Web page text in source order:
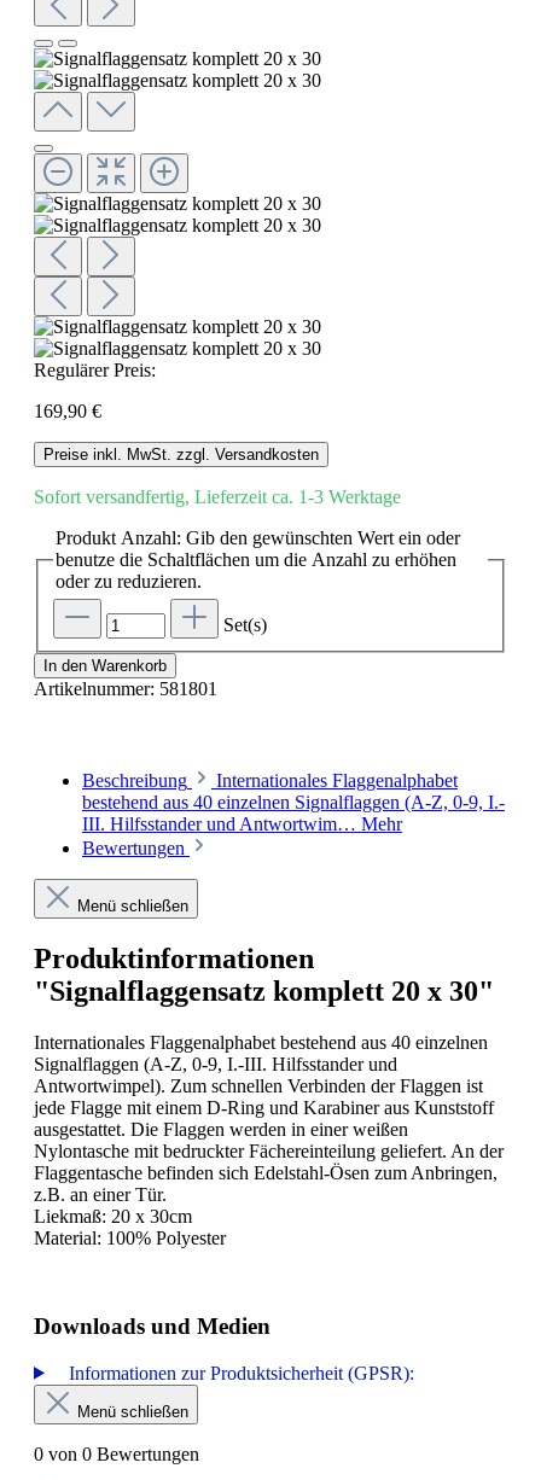
Regulärer Preis:
169,90 €
Preise inkl. MwSt. zzgl. Versandkosten
Sofort versandfertig, Lieferzeit ca. 1-3 Werktage
Produkt Anzahl: Gib den gewünschten Wert ein oder
benutze die Schaltflächen um die Anzahl zu erhöhen
oder zu reduzieren.
Set(s)
In den Warenkorb
Artikelnummer: 581801
Beschreibung
Internationales Flaggenalphabet
bestehend aus 40 einzelnen Signalflaggen (A-Z, 0-9, I.-
III. Hilfsstander und Antwortwim… Mehr
Bewertungen
Menü schließen
Produktinformationen
"Signalflaggensatz komplett 20 x 30"
Internationales Flaggenalphabet bestehend aus 40 einzelnen
Signalflaggen (A-Z, 0-9, I.-III. Hilfsstander und
Antwortwimpel). Zum schnellen Verbinden der Flaggen ist
jede Flagge mit einem D-Ring und Karabiner aus Kunststoff
ausgestattet. Die Flaggen werden in einer weißen
Nylontasche mit bedruckter Fächereinteilung geliefert. An der
Flaggentasche befinden sich Edelstahl-Ösen zum Anbringen,
z.B. an einer Tür.
Liekmaß: 20 x 30cm
Material: 100% Polyester
Downloads und Medien
Informationen zur Produktsicherheit (GPSR):
Menü schließen
0 von 0 Bewertungen